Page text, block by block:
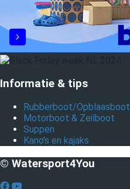
Informatie & tips
Rubberboot/Opblaasboot
Motorboot & Zeilboot
Suppen
Kano's en kajaks
© Watersport4You